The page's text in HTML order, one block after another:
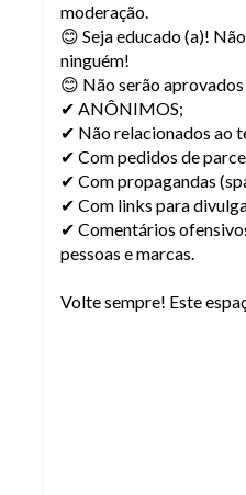
moderação.
😊 Seja educado (a)!
ninguém!
😊 Não serão
✔ ANÔNIMOS;
✔ Não relacionados ao
✔ Com pedidos de
✔ Com propagandas
✔ Com links para
✔ Comentários
pessoas e marcas.
Volte sempre! Este